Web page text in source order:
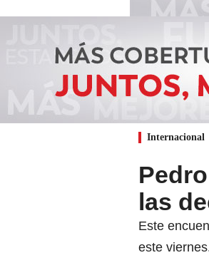
Internacional
las
Este
este